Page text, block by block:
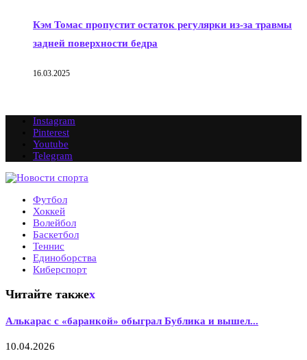
Кэм Томас пропустит остаток регулярки из-за травмы
задней поверхности бедра
16.03.2025
Instagram
Pinterest
Youtube
Telegram
Футбол
Хоккей
Волейбол
Баскетбол
Теннис
Единоборства
Киберспорт
Читайте такжеx
Алькарас с «баранкой» обыграл Бублика и вышел...
10.04.2026